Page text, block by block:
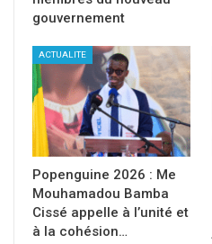
gouvernement
ACTUALITE
Popenguine 2026 : Me
Mouhamadou Bamba
Cissé appelle à l’unité et
à la cohésion…